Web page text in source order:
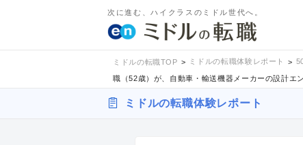
次に進む、ハイクラスのミドル世代へ。
ミドルの転職TOP ミドルの転職体験レポート
職（52歳）が、自動車・輸送機器メーカーの設計エ
ミドルの転職体験レポート